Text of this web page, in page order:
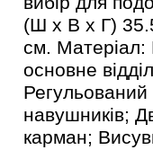
(Ш х В х Г)
см. Матеріал:
основне
Регульований
навушників;
карман;